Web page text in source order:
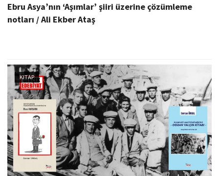
Ebru Asya’nın ‘Aşımlar’ şiiri üzerine çözümleme
notları / Ali Ekber Ataş
KITAP